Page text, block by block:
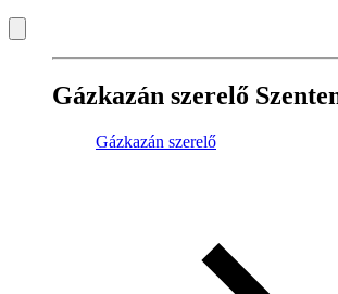
Gázkazán szerelő
Gázkazán szerelő